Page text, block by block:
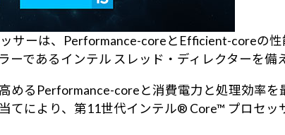
サーは、Performance-coreとEfficient-coreの
ーであるインテル スレッド・ディレクターを
めるPerformance-coreと消費電力と処理効率
てにより、第11世代インテル® Core™ プロセ